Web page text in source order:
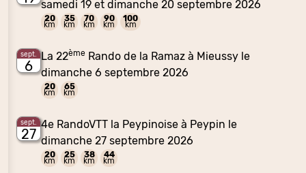
samedi 19 et dimanche 20 septembre 2026
20
km
35
km
70
km
90
km
100
km
sept.
6
La 22ème Rando de la Ramaz à Mieussy le
dimanche 6 septembre 2026
20
km
65
km
sept.
27
4e RandoVTT la Peypinoise à Peypin le
dimanche 27 septembre 2026
20
km
25
km
38
km
44
km